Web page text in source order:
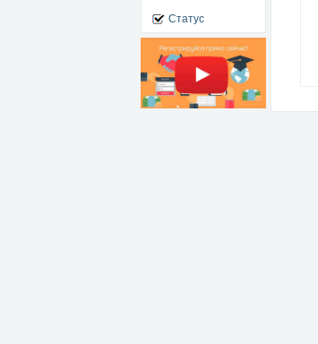
Статус